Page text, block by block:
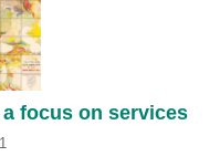
focus on services